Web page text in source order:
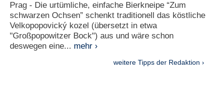
Prag - Die urtümliche, einfache Bierkneipe “Zum
schwarzen Ochsen” schenkt traditionell das köstliche
Velkopopovický kozel (übersetzt in etwa
"Großpopowitzer Bock") aus und wäre schon
deswegen eine... mehr ›
weitere Tipps der Redaktion ›